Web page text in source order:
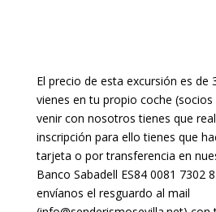
El precio de esta excursión es de
vienes en tu propio coche
venir con nosotros tienes que
inscripción para ello tienes que
tarjeta o por transferencia en
Banco Sabadell ES84 0081 7302
envíanos el resguardo al mail